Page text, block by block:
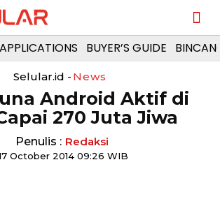
APPLICATIONS BUYER’S GUIDE
Selular.id - News
Android Aktif di
270 Juta Jiwa
Penulis : Redaksi
October 2014 09:26 WIB